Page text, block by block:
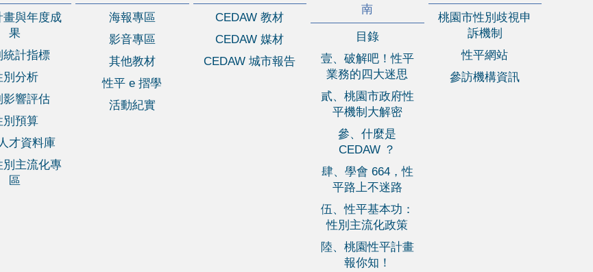
畫與年度成
果
統計指標
別分析
影響評估
別預算
才資料庫
別主流化專
區
海報專區
影音專區
其他教材
性平 e 摺學
活動紀實
CEDAW 教材
CEDAW 媒材
CEDAW 城市報告
南
目錄
壹、破解吧！性平
業務的四大迷思
貳、桃園市政府性
平機制大解密
參、什麼是
CEDAW ？
肆、學會 664，性
平路上不迷路
伍、性平基本功：
性別主流化政策
陸、桃園性平計畫
報你知！
桃園市性別歧視申
訴機制
性平網站
參訪機構資訊